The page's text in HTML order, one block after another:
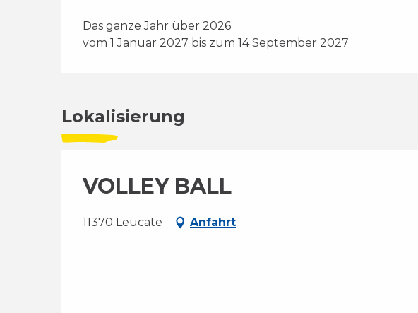
Das ganze Jahr über 2026
vom 1 Januar 2027 bis zum 14 September 2027
Lokalisierung
VOLLEY BALL
11370 Leucate Anfahrt